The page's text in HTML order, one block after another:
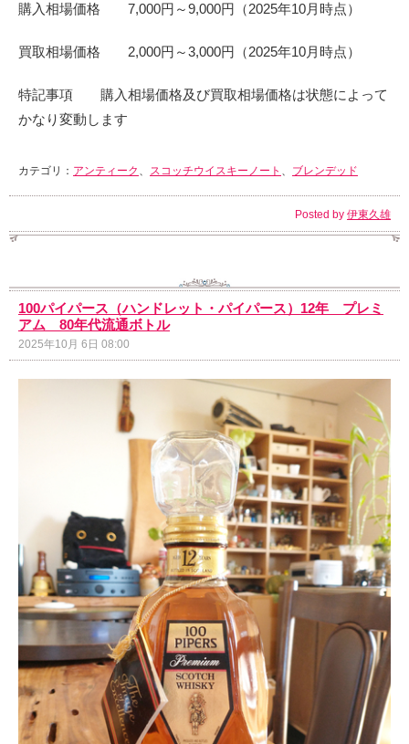
購入相場価格 7,000円～9,000円（2025年10月時点）
買取相場価格 2,000円～3,000円（2025年10月時点）
特記事項 購入相場価格及び買取相場価格は状態によって
かなり変動します
カテゴリ： アンティーク 、 スコッチウイスキーノート 、 ブレンデッド
Posted by 伊東久雄
100パイパース（ハンドレット・パイパース）12年 プレミ
アム 80年代流通ボトル
2025年10月 6日 08:00